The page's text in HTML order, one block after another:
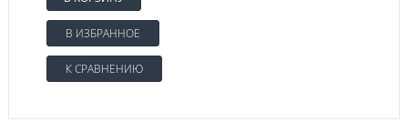
В ИЗБРАННОЕ
К СРАВНЕНИЮ